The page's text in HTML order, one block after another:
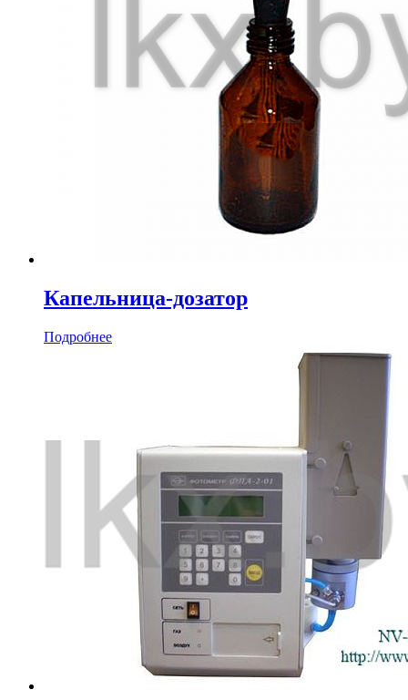
Капельница-дозатор
Подробнее